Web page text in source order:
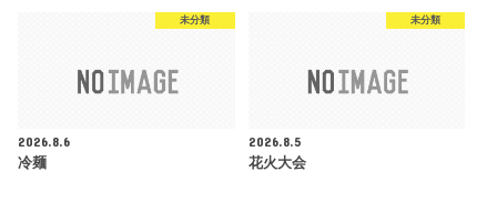
未分類
2026.8.6
冷麺
未分類
2026.8.5
花火大会